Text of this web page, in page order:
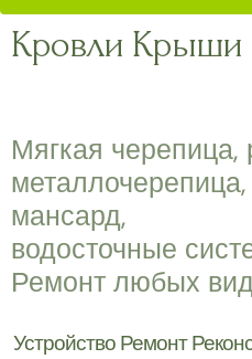
Кровли
Мягкая черепица,
металлочерепица,
мансард,
водосточные
Ремонт любых
Устройство Ремонт